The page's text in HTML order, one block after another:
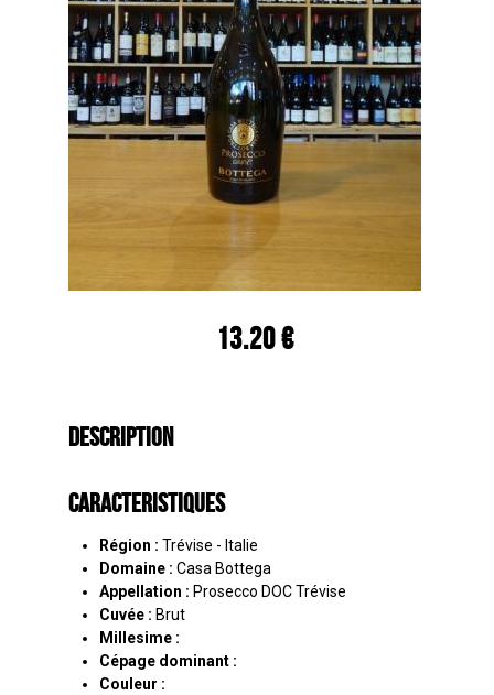
13.20 €
Description
Caracteristiques
Région : Trévise - Italie
Domaine : Casa Bottega
Appellation : Prosecco DOC Trévise
Cuvée : Brut
Millesime :
Cépage dominant :
Couleur :